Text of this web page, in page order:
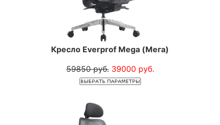
Кресло Everprof Mega (Мега)
59850 руб. 39000 руб.